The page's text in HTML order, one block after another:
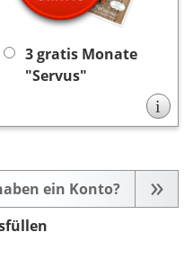
3 gratis Monate
"Servus"
Die Lieferung endet nach
3 Monaten automatisch,
notwendig.
i
ein Konto?